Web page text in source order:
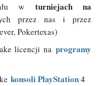
w turniejach na
przez nas i przez
Pokertexas)
licencji na programy
konsoli PlayStation 4